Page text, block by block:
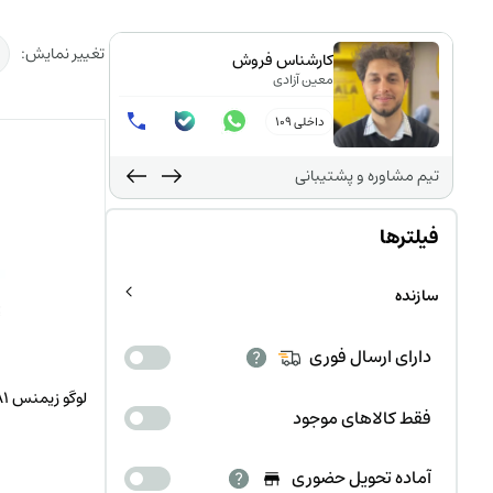
تغییر نمایش:
لوگو زیمنس 6ED1052-1FB08-0BA1
کارشناس فروش
معین آزادی
داخلی 109
تیم مشاوره و پشتیبانی
فیلترها
سازنده
دارای ارسال فوری
فقط کالاهای موجود
آماده تحویل حضوری